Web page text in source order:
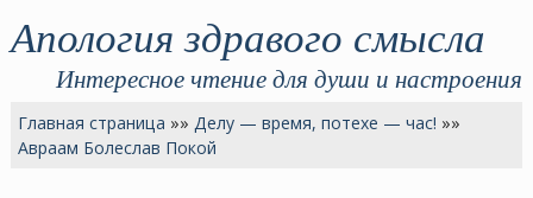
Апология здравого смысла
Интересное чтение для души и настроения
Главная страница »»Делу — время, потехе — час! »»
Авраам Болеслав Покой